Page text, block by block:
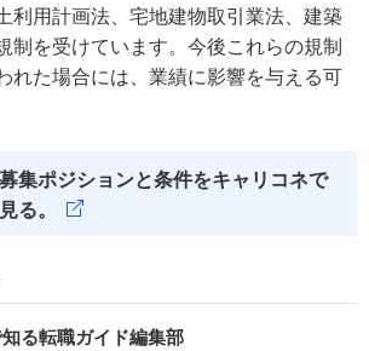
利用計画法、宅地建物取引業法、建築
制を受けています。今後これらの規制
れた場合には、業績に影響を与える可
募集ポジションと条件をキャリコネで
見る。
る転職ガイド編集部